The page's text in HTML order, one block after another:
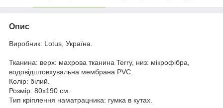
Опис
Виробник: Lotus, Україна.
Тканина: верх: махрова тканина Terry, низ: мікрофібра,
водовідштовхувальна мембрана PVC.
Колір: білий.
Розмір: 80х190 см.
Тип кріплення наматрацника: гумка в кутах.